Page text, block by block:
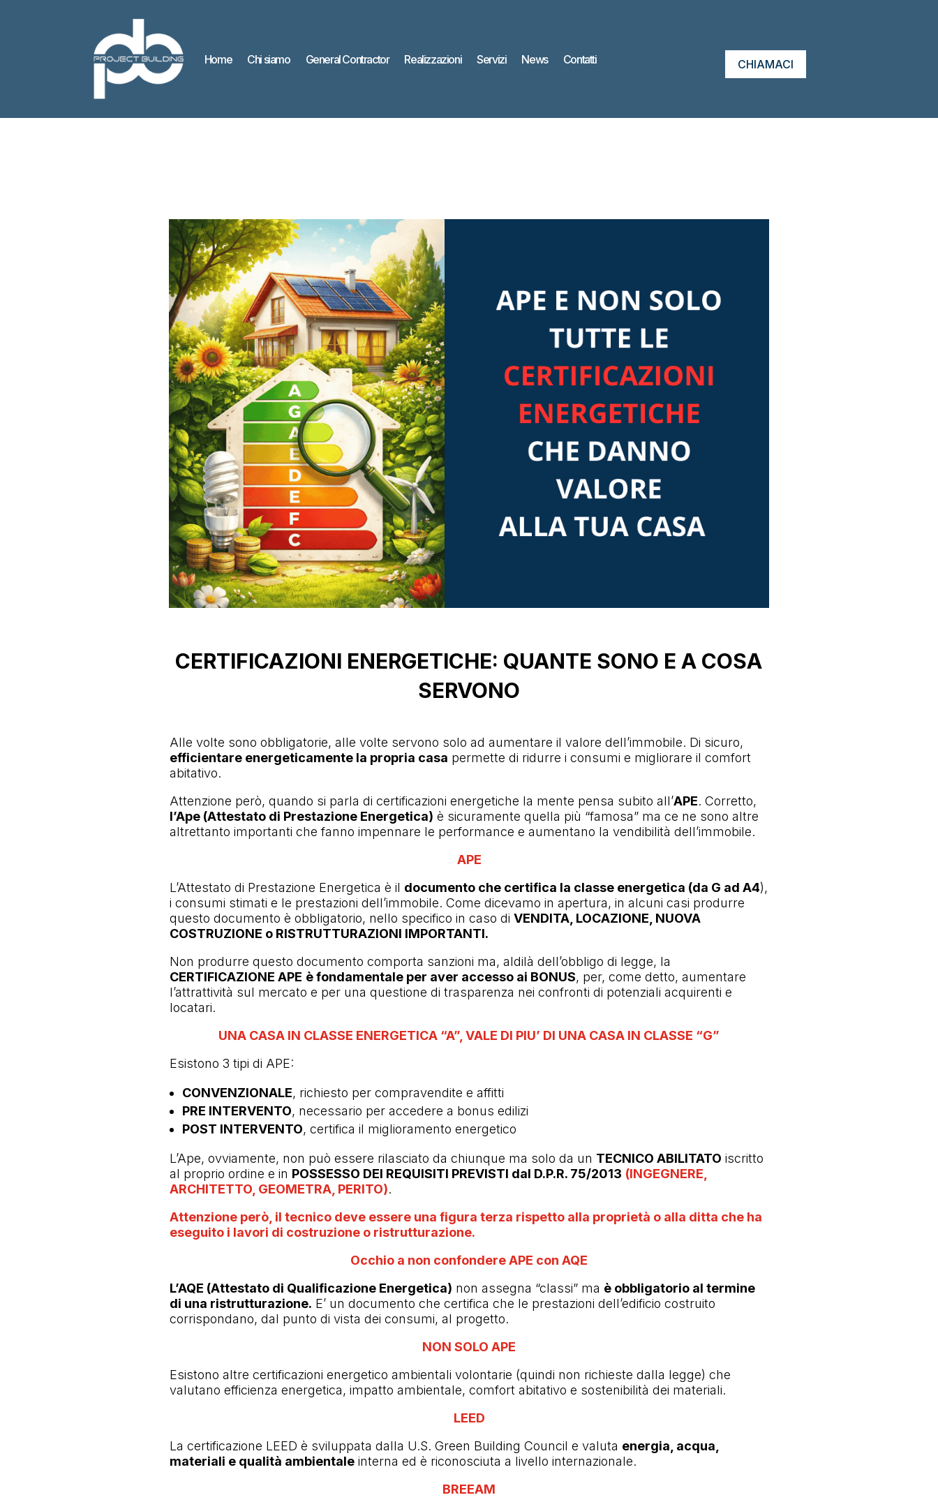
Home Chi siamo General Contractor Realizzazioni Servizi News Contatti CHIAMACI
CERTIFICAZIONI ENERGETICHE: QUANTE SONO E A COSA
SERVONO
Alle volte sono obbligatorie, alle volte servono solo ad aumentare il valore dell’immobile. Di sicuro,
efficientare energeticamente la propria casa permette di ridurre i consumi e migliorare il comfort
abitativo.
Attenzione però, quando si parla di certificazioni energetiche la mente pensa subito all’APE. Corretto,
l’Ape (Attestato di Prestazione Energetica) è sicuramente quella più “famosa” ma ce ne sono altre
altrettanto importanti che fanno impennare le performance e aumentano la vendibilità dell’immobile.
APE
L’Attestato di Prestazione Energetica è il documento che certifica la classe energetica (da G ad A4),
i consumi stimati e le prestazioni dell’immobile. Come dicevamo in apertura, in alcuni casi produrre
questo documento è obbligatorio, nello specifico in caso di VENDITA, LOCAZIONE, NUOVA
COSTRUZIONE o RISTRUTTURAZIONI IMPORTANTI.
Non produrre questo documento comporta sanzioni ma, aldilà dell’obbligo di legge, la
CERTIFICAZIONE APE è fondamentale per aver accesso ai BONUS, per, come detto, aumentare
l’attrattività sul mercato e per una questione di trasparenza nei confronti di potenziali acquirenti e
locatari.
UNA CASA IN CLASSE ENERGETICA “A”, VALE DI PIU’ DI UNA CASA IN CLASSE “G”
Esistono 3 tipi di APE:
CONVENZIONALE, richiesto per compravendite e affitti
PRE INTERVENTO, necessario per accedere a bonus edilizi
POST INTERVENTO, certifica il miglioramento energetico
L’Ape, ovviamente, non può essere rilasciato da chiunque ma solo da un TECNICO ABILITATO iscritto
al proprio ordine e in POSSESSO DEI REQUISITI PREVISTI dal D.P.R. 75/2013 (INGEGNERE,
ARCHITETTO, GEOMETRA, PERITO).
Attenzione però, il tecnico deve essere una figura terza rispetto alla proprietà o alla ditta che ha
eseguito i lavori di costruzione o ristrutturazione.
Occhio a non confondere APE con AQE
L’AQE (Attestato di Qualificazione Energetica) non assegna “classi” ma è obbligatorio al termine
di una ristrutturazione. E’ un documento che certifica che le prestazioni dell’edificio costruito
corrispondano, dal punto di vista dei consumi, al progetto.
NON SOLO APE
Esistono altre certificazioni energetico ambientali volontarie (quindi non richieste dalla legge) che
valutano efficienza energetica, impatto ambientale, comfort abitativo e sostenibilità dei materiali.
LEED
La certificazione LEED è sviluppata dalla U.S. Green Building Council e valuta energia, acqua,
materiali e qualità ambientaleinterna ed è riconosciuta a livello internazionale.
BREEAM